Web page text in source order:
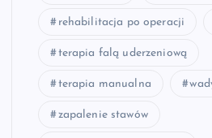
rehabilitacja po operacji
terapia falą uderzeniową
terapia manualna
zapalenie stawów